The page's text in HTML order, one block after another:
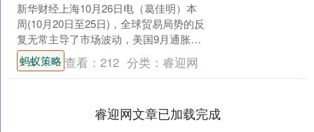
新华财经上海10月26日电（葛佳明）本
周(10月20日至25日)，全球贸易局势的反
复无常主导了市场波动，美国9月通胀数
据增速放缓且低于市场预期，大幅提升
美联储年....
蚂蚁策略查看： 212 分类： 睿迎网
睿迎网文章已加载完成